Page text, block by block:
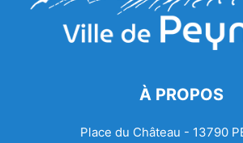
À PROPOS
Place du Château - 13790